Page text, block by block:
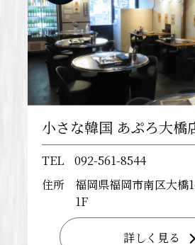
小さな韓国 あぷろ大橋
TEL
092-561-8544
住所
福岡県福岡市南区大橋
1F
詳しく見る